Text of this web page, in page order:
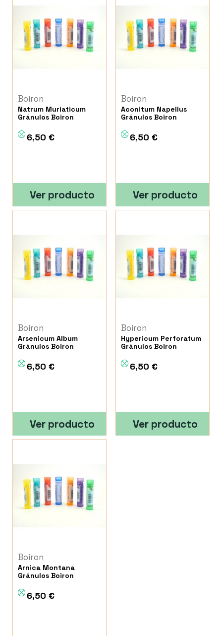
Boiron
Natrum Muriaticum
Gránulos Boiron
6,50 €
Ver producto
Boiron
Aconitum Napellus
Gránulos Boiron
6,50 €
Ver producto
Boiron
Arsenicum Album
Gránulos Boiron
6,50 €
Ver producto
Boiron
Hypericum Perforatum
Gránulos Boiron
6,50 €
Ver producto
Boiron
Arnica Montana
Gránulos Boiron
6,50 €